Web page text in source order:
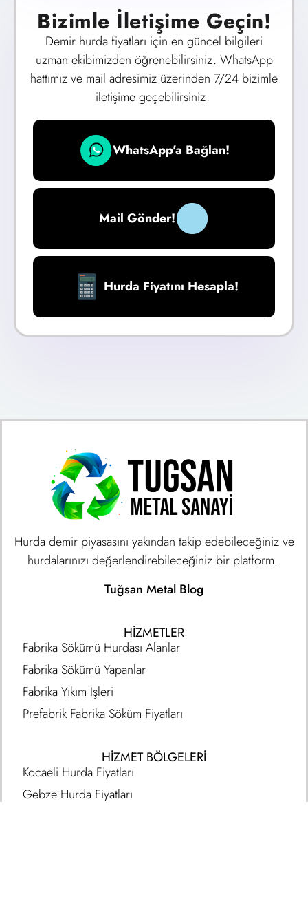
Bizimle İletişime Geçin!
Demir hurda fiyatları için en güncel bilgileri
uzman ekibimizden öğrenebilirsiniz. WhatsApp
hattımız ve mail adresimiz üzerinden 7/24 bizimle
iletişime geçebilirsiniz.
WhatsApp'a Bağlan!
Mail Gönder!
Hurda Fiyatını Hesapla!
Hurda demir piyasasını yakından takip edebileceğiniz ve
hurdalarınızı değerlendirebileceğiniz bir platform.
Tuğsan Metal Blog
HIZMETLER
Fabrika Sökümü Hurdası Alanlar
Fabrika Sökümü Yapanlar
Fabrika Yıkım İşleri
Prefabrik Fabrika Söküm Fiyatları
HİZMET BÖLGELERİ
Kocaeli Hurda Fiyatları
Gebze Hurda Fiyatları